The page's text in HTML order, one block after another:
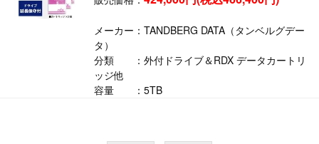
メーカー：TANDBERG DATA（タンベルグデー
タ）
分類 ：外付ドライブ＆RDX データカートリ
ッジ他
容量 ：5TB